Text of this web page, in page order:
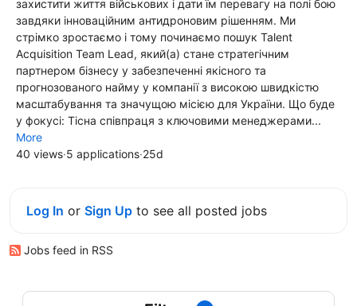
захистити життя військових і дати їм перевагу на полі бою
завдяки інноваційним антидроновим рішенням. Ми
стрімко зростаємо і тому починаємо пошук Talent
Acquisition Team Lead, який(а) стане стратегічним
партнером бізнесу у забезпеченні якісного та
прогнозованого найму у компанії з високою швидкістю
масштабування та значущою місією для України. Що буде
у фокусі: Тісна співпраця з ключовими менеджерами...
More
40 views·5 applications·25d
Log In or Sign Up to see all posted jobs
Jobs feed in RSS